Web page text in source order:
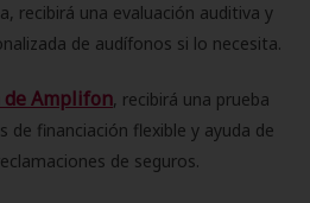
recibirá una evaluación auditiva y
de audífonos si lo necesita.
Amplifon, recibirá una prueba
de financiación flexible y ayuda de
de seguros.